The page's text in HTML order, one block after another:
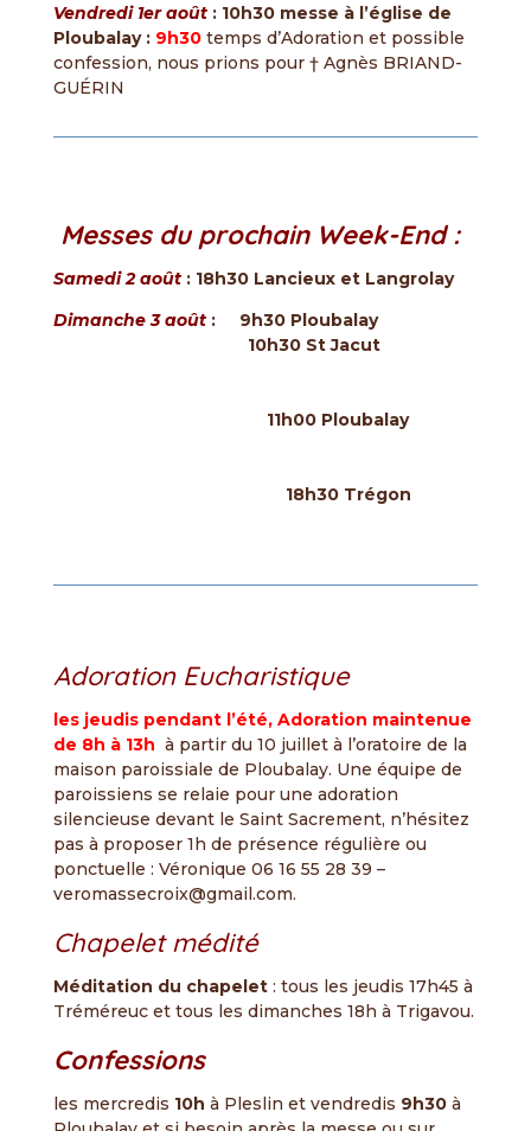
Vendredi 1er août: 10h30 messe à l’église de
Ploubalay : 9h30temps d’Adoration et possible
confession, nous prions pour † Agnès BRIAND-
GUÉRIN
Messes du prochain Week-End :
Samedi 2 août: 18h30 Lancieux et Langrolay
Dimanche 3 août: 9h30 Ploubalay
10h30 St Jacut
11h00 Ploubalay
18h30 Trégon
Adoration Eucharistique
les jeudis pendant l’été, Adoration maintenue
de 8h à 13h à partir du 10 juillet à l’oratoire de la
maison paroissiale de Ploubalay. Une équipe de
paroissiens se relaie pour une adoration
silencieuse devant le Saint Sacrement, n’hésitez
pas à proposer 1h de présence régulière ou
ponctuelle : Véronique 06 16 55 28 39 –
veromassecroix@gmail.com.
Chapelet médité
Méditation du chapelet : tous les jeudis 17h45 à
Tréméreuc et tous les dimanches 18h à Trigavou.
Confessions
les mercredis 10h à Pleslin et vendredis 9h30à